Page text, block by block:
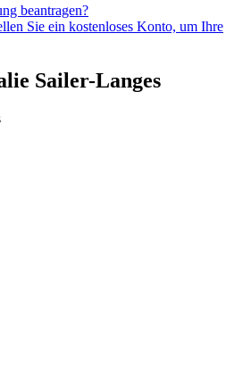
beantragen?
Sie ein kostenloses Konto, um Ihre
Sailer-Langes